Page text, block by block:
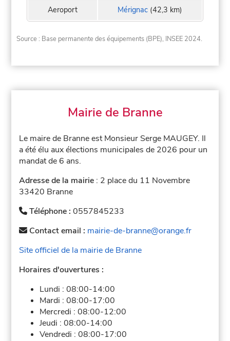
Aeroport Mérignac (42,3 km)
Source : Base permanente des équipements (BPE), INSEE 2024.
Mairie de Branne
Le maire de Branne est Monsieur Serge MAUGEY. Il
a été élu aux élections municipales de 2026 pour un
mandat de 6 ans.
Adresse de la mairie : 2 place du 11 Novembre
33420 Branne
Téléphone :0557845233
Contact email : mairie-de-branne@orange.fr
Site officiel de la mairie de Branne
Horaires d'ouvertures :
Lundi :08:00-14:00
Mardi :08:00-17:00
Mercredi :08:00-12:00
Jeudi :08:00-14:00
Vendredi :08:00-17:00